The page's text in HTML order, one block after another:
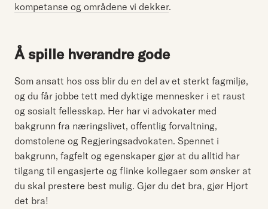
kompetanse og områdene vi dekker.
Å spille hverandre gode
Som ansatt hos oss blir du en del av et sterkt fagmiljø,
og du får jobbe tett med dyktige mennesker i et raust
og sosialt fellesskap. Her har vi advokater med
bakgrunn fra næringslivet, offentlig forvaltning,
domstolene og Regjeringsadvokaten. Spennet i
bakgrunn, fagfelt og egenskaper gjør at du alltid har
tilgang til engasjerte og flinke kollegaer som ønsker at
du skal prestere best mulig. Gjør du det bra, gjør Hjort
det bra!